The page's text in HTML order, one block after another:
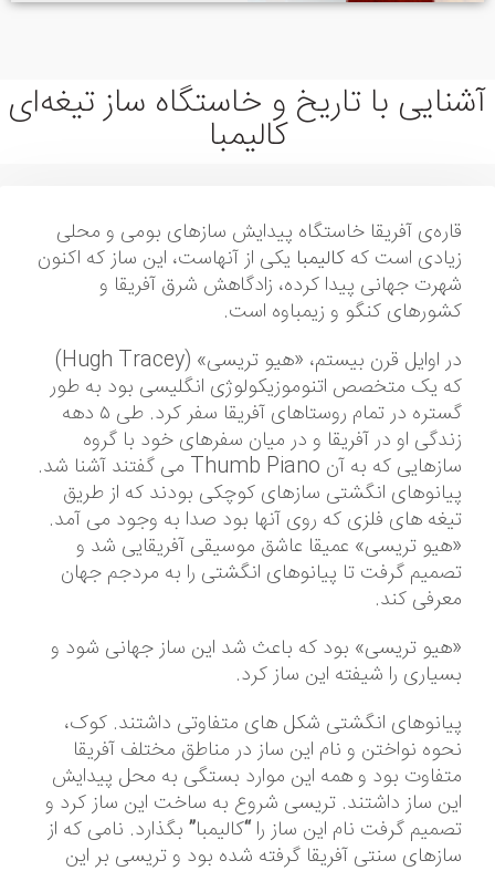
آشنایی با تاریخ و خاستگاه ساز تیغه‌ای
کالیمبا
قاره‌ی آفریقا خاستگاه پیدایش سازهای بومی و محلی
زیادی است که کالیمبا یکی از آنهاست، این ساز که اکنون
شهرت جهانی پیدا کرده، زادگاهش شرق آفریقا و
کشورهای کنگو و زیمباوه است.
در اوایل قرن بیستم، «هیو تریسی» (Hugh Tracey)
که یک متخصص اتنوموزیکولوژی انگلیسی بود به طور
گستره در تمام روستاهای آفریقا سفر کرد. طی ۵ دهه
زندگی او در آفریقا و در میان سفرهای خود با گروه
سازهایی که به آن Thumb Piano می گفتند آشنا شد.
پیانوهای انگشتی سازهای کوچکی بودند که از طریق
تیغه های فلزی که روی آنها بود صدا به وجود می آمد.
«هیو تریسی» عمیقا عاشق موسیقی آفریقایی شد و
تصمیم گرفت تا پیانوهای انگشتی را به مردجم جهان
معرفی کند.
«هیو تریسی» بود که باعث شد این ساز جهانی شود و
بسیاری را شیفته این ساز کرد.
پیانوهای انگشتی شکل های متفاوتی داشتند. کوک،
نحوه نواختن و نام این ساز در مناطق مختلف آفریقا
متفاوت بود و همه این موارد بستگی به محل پیدایش
این ساز داشتند. تریسی شروع به ساخت این ساز کرد و
تصمیم گرفت نام این ساز را “کالیمبا” بگذارد. نامی که از
سازهای سنتی آفریقا گرفته شده بود و تریسی بر این